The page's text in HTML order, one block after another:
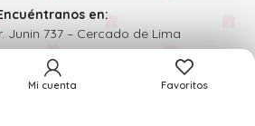
en:
Junin 737 – Cercado de Lima
493 - Cercado de Lima
Mi cuenta Favoritos